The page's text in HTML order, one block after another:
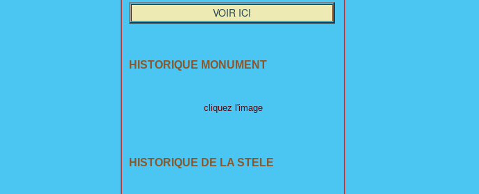
VOIR ICI
HISTORIQUE MONUMENT
cliquez l'image
HISTORIQUE DE LA STELE